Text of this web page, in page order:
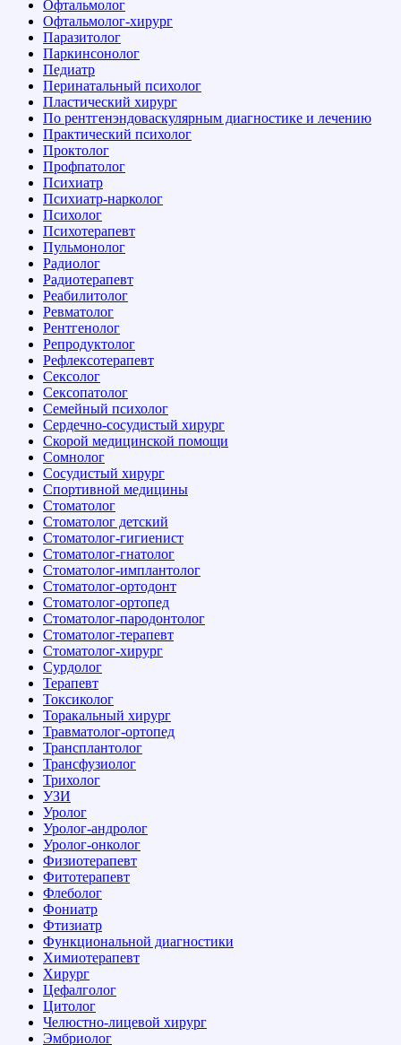
Офтальмолог
Офтальмолог-хирург
Паразитолог
Паркинсонолог
Педиатр
Перинатальный психолог
Пластический хирург
По рентгенэндоваскулярным диагностике и лечению
Практический психолог
Проктолог
Профпатолог
Психиатр
Психиатр-нарколог
Психолог
Психотерапевт
Пульмонолог
Радиолог
Радиотерапевт
Реабилитолог
Ревматолог
Рентгенолог
Репродуктолог
Рефлексотерапевт
Сексолог
Сексопатолог
Семейный психолог
Сердечно-сосудистый хирург
Скорой медицинской помощи
Сомнолог
Сосудистый хирург
Спортивной медицины
Стоматолог
Стоматолог детский
Стоматолог-гигиенист
Стоматолог-гнатолог
Стоматолог-имплантолог
Стоматолог-ортодонт
Стоматолог-ортопед
Стоматолог-пародонтолог
Стоматолог-терапевт
Стоматолог-хирург
Сурдолог
Терапевт
Токсиколог
Торакальный хирург
Травматолог-ортопед
Трансплантолог
Трансфузиолог
Трихолог
УЗИ
Уролог
Уролог-андролог
Уролог-онколог
Физиотерапевт
Фитотерапевт
Флеболог
Фониатр
Фтизиатр
Функциональной диагностики
Химиотерапевт
Хирург
Цефалголог
Цитолог
Челюстно-лицевой хирург
Эмбриолог